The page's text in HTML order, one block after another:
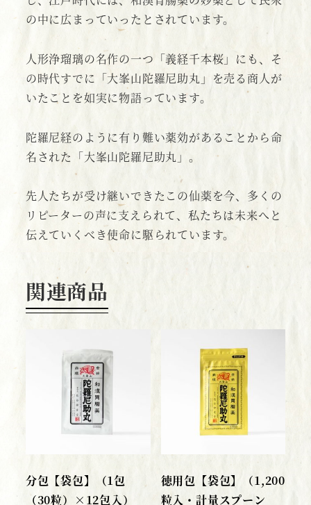
の中に広まっていったとされています。
人形浄瑠璃の名作の一つ「義経千本桜」にも、そ
の時代すでに「大峯山陀羅尼助丸」を売る商人が
いたことを如実に物語っています。
陀羅尼経のように有り難い薬効があることから命
名された「大峯山陀羅尼助丸」。
先人たちが受け継いできたこの仙薬を今、多くの
リピーターの声に支えられて、私たちは未来へと
伝えていくべき使命に駆られています。
関連商品
分包【袋包】（1包
（30粒）×12包入）
徳用包【袋包】（1,200
粒入・計量スプーン